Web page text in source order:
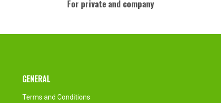
For private and company
Footer
GENERAL
Terms and Conditions